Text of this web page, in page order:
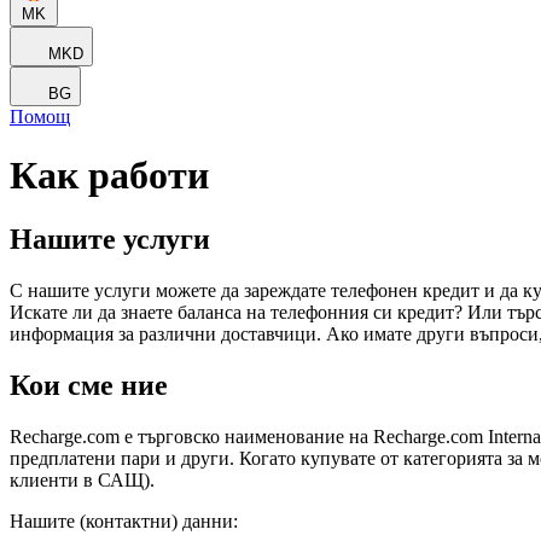
MK
MKD
BG
Помощ
Как работи
Нашите услуги
С нашите услуги можете да зареждате телефонен кредит и да
Искате ли да знаете баланса на телефонния си кредит? Или
информация за различни доставчици. Ако имате други
Кои сме ние
Recharge.com е търговско наименование на Recharge.com
предплатени пари и други. Когато купувате от категорията
клиенти в САЩ).
Нашите (контактни) данни: